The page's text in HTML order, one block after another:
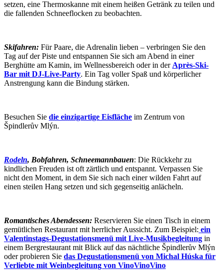
setzen, eine Thermoskanne mit einem heißen Getränk zu teilen und
die fallenden Schneeflocken zu beobachten.
Skifahren: Für Paare, die Adrenalin lieben – verbringen Sie den
Tag auf der Piste und entspannen Sie sich am Abend in einer
Berghütte am Kamin, im Wellnessbereich oder in der Après-Ski-
Bar mit DJ-Live-Party. Ein Tag voller Spaß und körperlicher
Anstrengung kann die Bindung stärken.
Besuchen Sie die einzigartige Eisfläche im Zentrum von
Špindlerův Mlýn.
Rodeln, Bobfahren, Schneemannbauen: Die Rückkehr zu
kindlichen Freuden ist oft zärtlich und entspannt. Verpassen Sie
nicht den Moment, in dem Sie sich nach einer wilden Fahrt auf
einen steilen Hang setzen und sich gegenseitig anlächeln.
Romantisches Abendessen: Reservieren Sie einen Tisch in einem
gemütlichen Restaurant mit herrlicher Aussicht. Zum Beispiel: ein
Valentinstags-Degustationsmenü mit Live-Musikbegleitung in
einem Bergrestaurant mit Blick auf das nächtliche Špindlerův Mlýn
oder probieren Sie das Degustationsmenü von Michal Húska für
Verliebte mit Weinbegleitung von VinoVinoVino